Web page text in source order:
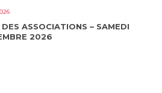
ASSOCIATIONS – SAMEDI
2026